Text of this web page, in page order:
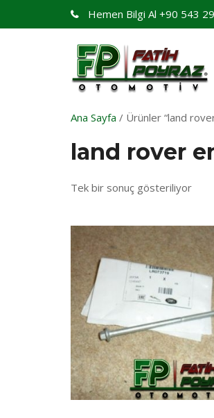
Hemen Bilgi Al +90 543
Ana Sayfa / Ürünler “land
land rover
Tek bir sonuç gösteriliyor